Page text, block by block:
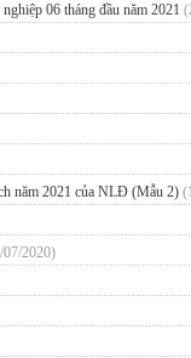
06 tháng đầu năm 2021
năm 2021 của NLĐ (Mẫu 2)
07/2020)